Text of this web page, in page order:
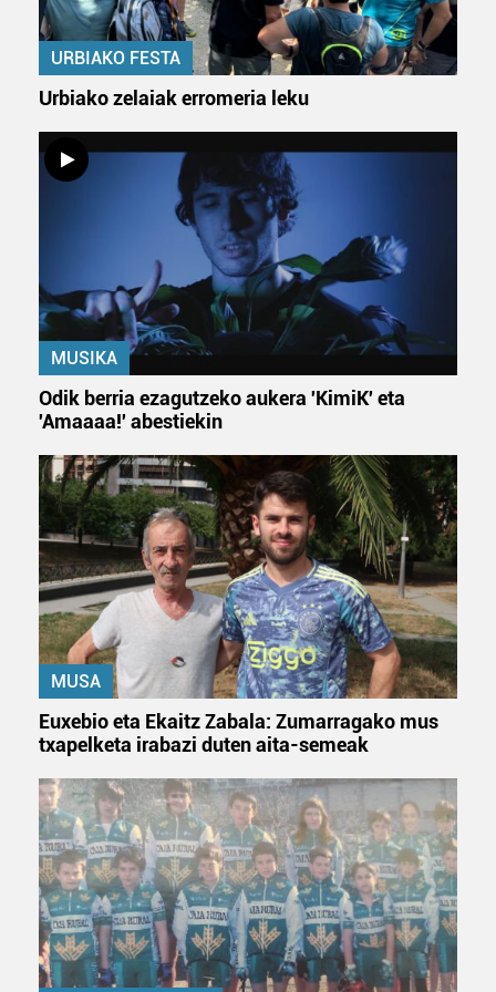
dezakezun ikusteko.
Lortu zure datu pertsonalak prozesatzeko moduari
buruzko informazio gehiago eta ezarri zure lehentasunak
datuen atalean. Edozein unetan alda edo ken dezakezu
zure baimena Cookieen adierazpenean.
Webgune honek cookie propioak eta hirugarrenen cookie-
fitxategiak erabiltzen ditu. Zure esperientzia eta
zerbitzuak hobetzeko asmoz, cookie teknologiaz
baliatzen gara. Ohar hau onartuz gero, teknologia hori
erabiltzeko baimen esplizitua ematen diguzu.Gehiago
irakurri
URBIAKO FESTA
Urbiako zelaiak erromeria leku
MUSIKA
Odik berria ezagutzeko aukera 'KimiK' eta
'Amaaaa!' abestiekin
MUSA
Euxebio eta Ekaitz Zabala: Zumarragako mus
txapelketa irabazi duten aita-semeak